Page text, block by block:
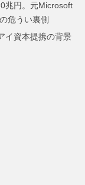
ー
ジ
兆円。元Microsoft
危うい裏側
イ資本提携の背景